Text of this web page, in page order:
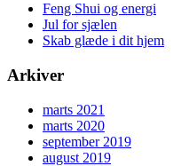
Feng Shui og energi
Jul for sjælen
Skab glæde i dit hjem
Arkiver
marts 2021
marts 2020
september 2019
august 2019